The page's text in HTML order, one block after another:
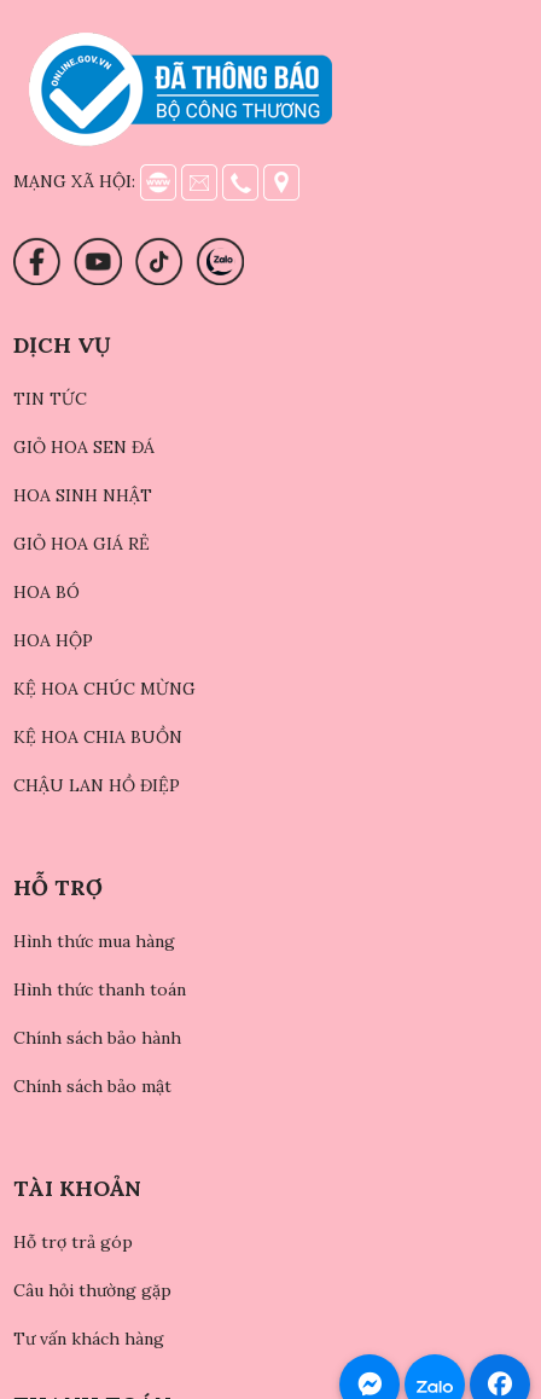
MẠNG XÃ HỘI:
DỊCH VỤ
TIN TỨC
GIỎ HOA SEN ĐÁ
HOA SINH NHẬT
GIỎ HOA GIÁ RẺ
HOA BÓ
HOA HỘP
KỆ HOA CHÚC MỪNG
KỆ HOA CHIA BUỒN
CHẬU LAN HỒ ĐIỆP
HỖ TRỢ
Hình thức mua hàng
Hình thức thanh toán
Chính sách bảo hành
Chính sách bảo mật
TÀI KHOẢN
Hỗ trợ trả góp
Câu hỏi thường gặp
Tư vấn khách hàng